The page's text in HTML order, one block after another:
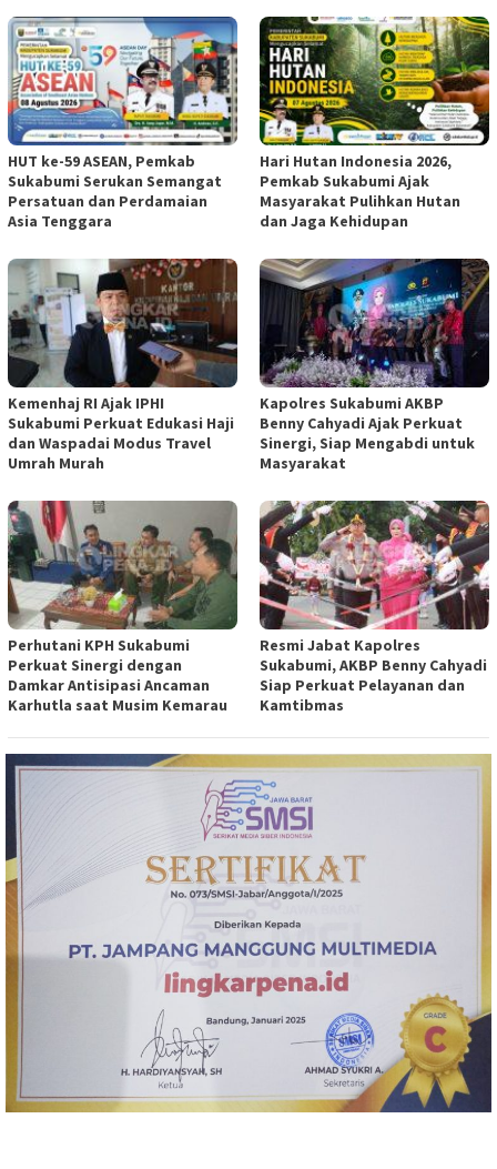
HUT ke-59 ASEAN, Pemkab
Sukabumi Serukan Semangat
Persatuan dan Perdamaian
Asia Tenggara
Hari Hutan Indonesia 2026,
Pemkab Sukabumi Ajak
Masyarakat Pulihkan Hutan
dan Jaga Kehidupan
Kemenhaj RI Ajak IPHI
Sukabumi Perkuat Edukasi Haji
dan Waspadai Modus Travel
Umrah Murah
Kapolres Sukabumi AKBP
Benny Cahyadi Ajak Perkuat
Sinergi, Siap Mengabdi untuk
Masyarakat
Perhutani KPH Sukabumi
Perkuat Sinergi dengan
Damkar Antisipasi Ancaman
Karhutla saat Musim Kemarau
Resmi Jabat Kapolres
Sukabumi, AKBP Benny Cahyadi
Siap Perkuat Pelayanan dan
Kamtibmas